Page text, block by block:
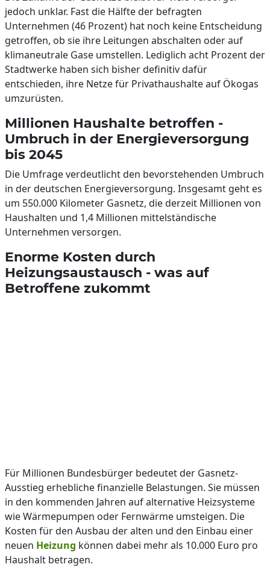
jedoch unklar. Fast die Hälfte der befragten
Unternehmen (46 Prozent) hat noch keine Entscheidung
getroffen, ob sie ihre Leitungen abschalten oder auf
klimaneutrale Gase umstellen. Lediglich acht Prozent der
Stadtwerke haben sich bisher definitiv dafür
entschieden, ihre Netze für Privathaushalte auf Ökogas
umzurüsten.
Millionen Haushalte betroffen -
Umbruch in der Energieversorgung
bis 2045
Die Umfrage verdeutlicht den bevorstehenden Umbruch
in der deutschen Energieversorgung. Insgesamt geht es
um 550.000 Kilometer Gasnetz, die derzeit Millionen von
Haushalten und 1,4 Millionen mittelständische
Unternehmen versorgen.
Enorme Kosten durch
Heizungsaustausch - was auf
Betroffene zukommt
Für Millionen Bundesbürger bedeutet der Gasnetz-
Ausstieg erhebliche finanzielle Belastungen. Sie müssen
in den kommenden Jahren auf alternative Heizsysteme
wie Wärmepumpen oder Fernwärme umsteigen. Die
Kosten für den Ausbau der alten und den Einbau einer
neuen Heizung können dabei mehr als 10.000 Euro pro
Haushalt betragen.